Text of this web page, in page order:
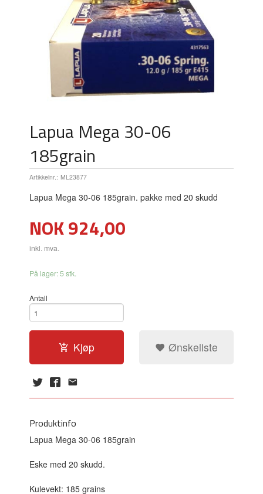
Lapua Mega 30-06
185grain
Artikkelnr.: ML23877
Lapua Mega 30-06 185grain. pakke med 20 skudd
Pris
NOK924,00
inkl. mva.
På lager: 5 stk.
Antall
Kjøp Ønskeliste
Produktinfo
Lapua Mega 30-06 185grain
Eske med 20 skudd.
Kulevekt: 185 grains